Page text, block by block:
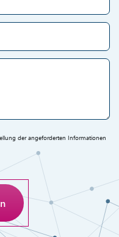
der angeforderten Informationen